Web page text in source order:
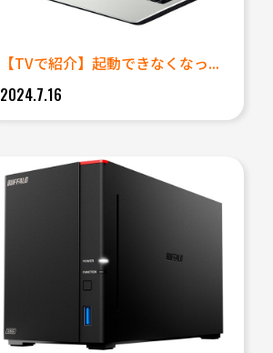
【TVで紹介】起動できなくなっ...
2024.7.16